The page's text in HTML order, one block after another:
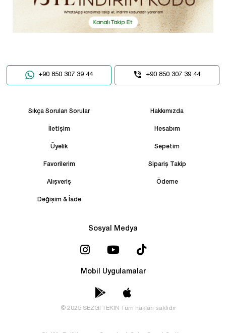
+90 850 307 39 44 +90 850 307 39 44
Sıkça Sorulan Sorular Hakkımızda
İletişim Hesabım
Üyelik Sepetim
Favorilerim Sipariş Takip
Alışveriş Ödeme
Değişim & İade
Sosyal Medya
Mobil Uygulamalar
© 2025 SEZGİ TEKİN Tüm hakları saklıdır